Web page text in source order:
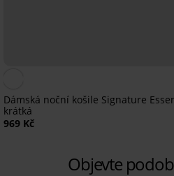
Dámská noční košile Signature
krátká
969 Kč
Objevte